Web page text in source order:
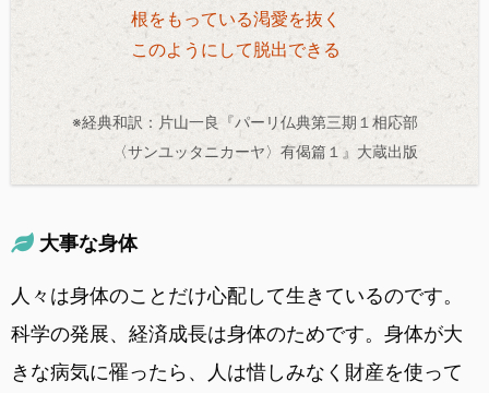
根をもっている渇愛を抜く
このようにして脱出できる
※経典和訳：片山一良『パーリ仏典第三期１相応部
〈サンユッタニカーヤ〉有偈篇１』大蔵出版
大事な身体
人々は身体のことだけ心配して生きているのです。
科学の発展、経済成長は身体のためです。身体が大
きな病気に罹ったら、人は惜しみなく財産を使って